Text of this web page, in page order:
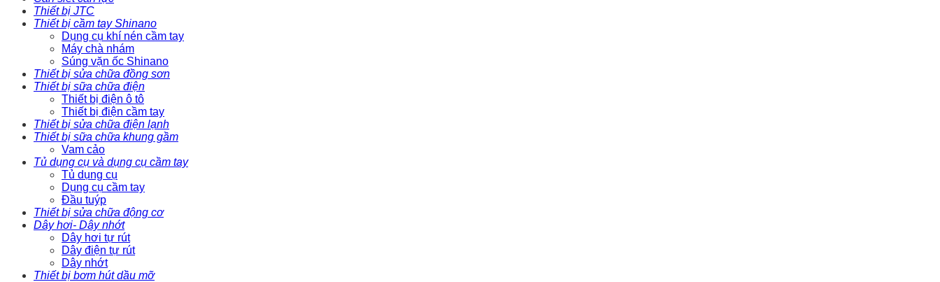
Thiết bị JTC
Thiết bị cầm tay Shinano
Dụng cụ khí nén cầm tay
Máy chà nhám
Súng vặn ốc Shinano
Thiết bị sửa chữa đồng sơn
Thiết bị sữa chữa điện
Thiết bị điện ô tô
Thiết bị điện cầm tay
Thiết bị sửa chữa điện lạnh
Thiết bị sữa chữa khung gầm
Vam cảo
Tủ dụng cụ và dụng cụ cầm tay
Tủ dụng cụ
Dụng cụ cầm tay
Đầu tuýp
Thiết bị sửa chữa động cơ
Dây hơi- Dây nhớt
Dây hơi tự rút
Dây điện tự rút
Dây nhớt
Thiết bị bơm hút dầu mỡ